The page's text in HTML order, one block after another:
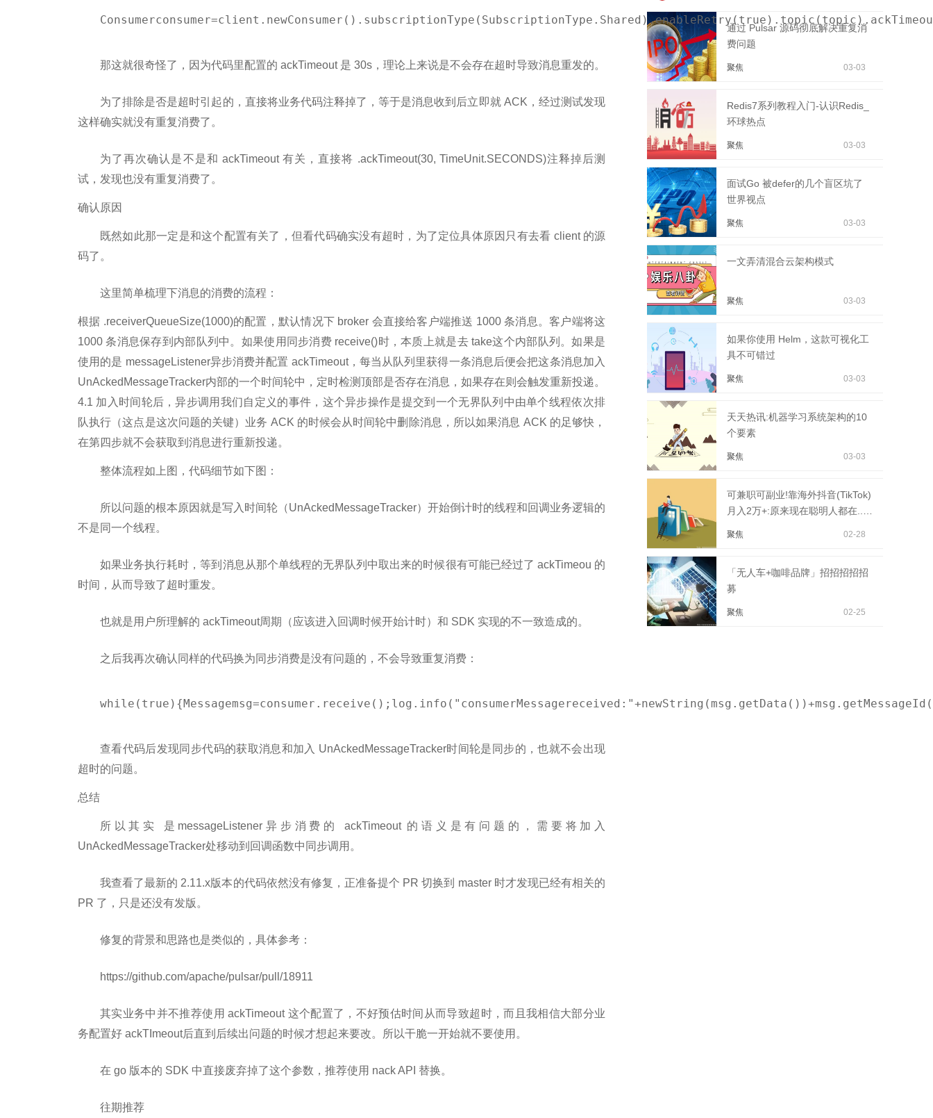
那这就很奇怪了，因为代码里配置的 ackTimeout 是 30s，理论上来说是不会存在超时导致消息重发的。
为了排除是否是超时引起的，直接将业务代码注释掉了，等于是消息收到后立即就 ACK，经过测试发现
这样确实就没有重复消费了。
为了再次确认是不是和 ackTimeout 有关，直接将 .ackTimeout(30, TimeUnit.SECONDS)注释掉后测
试，发现也没有重复消费了。
确认原因
既然如此那一定是和这个配置有关了，但看代码确实没有超时，为了定位具体原因只有去看 client 的源
码了。
这里简单梳理下消息的消费的流程：
根据 .receiverQueueSize(1000)的配置，默认情况下 broker 会直接给客户端推送 1000 条消息。客户端将这
1000 条消息保存到内部队列中。如果使用同步消费 receive()时，本质上就是去 take这个内部队列。如果是
使用的是 messageListener异步消费并配置 ackTimeout，每当从队列里获得一条消息后便会把这条消息加入
UnAckedMessageTracker内部的一个时间轮中，定时检测顶部是否存在消息，如果存在则会触发重新投递。
4.1 加入时间轮后，异步调用我们自定义的事件，这个异步操作是提交到一个无界队列中由单个线程依次排
队执行（这点是这次问题的关键）业务 ACK 的时候会从时间轮中删除消息，所以如果消息 ACK 的足够快，
在第四步就不会获取到消息进行重新投递。
整体流程如上图，代码细节如下图：
所以问题的根本原因就是写入时间轮（UnAckedMessageTracker）开始倒计时的线程和回调业务逻辑的
不是同一个线程。
如果业务执行耗时，等到消息从那个单线程的无界队列中取出来的时候很有可能已经过了 ackTimeou 的
时间，从而导致了超时重发。
也就是用户所理解的 ackTimeout周期（应该进入回调时候开始计时）和 SDK 实现的不一致造成的。
之后我再次确认同样的代码换为同步消费是没有问题的，不会导致重复消费：
查看代码后发现同步代码的获取消息和加入 UnAckedMessageTracker时间轮是同步的，也就不会出现
超时的问题。
总结
所以其实 是messageListener异步消费的 ackTimeout 的语义是有问题的，需要将加入
UnAckedMessageTracker处移动到回调函数中同步调用。
我查看了最新的 2.11.x版本的代码依然没有修复，正准备提个 PR 切换到 master 时才发现已经有相关的
PR 了，只是还没有发版。
修复的背景和思路也是类似的，具体参考：
https://github.com/apache/pulsar/pull/18911
其实业务中并不推荐使用 ackTimeout 这个配置了，不好预估时间从而导致超时，而且我相信大部分业
务配置好 ackTImeout后直到后续出问题的时候才想起来要改。所以干脆一开始就不要使用。
在 go 版本的 SDK 中直接废弃掉了这个参数，推荐使用 nack API 替换。
往期推荐
通过 Pulsar 源码彻底解决重复消
费问题
聚焦 03-03
Redis7系列教程入门-认识Redis_
环球热点
聚焦 03-03
面试Go 被defer的几个盲区坑了
世界视点
聚焦 03-03
一文弄清混合云架构模式
聚焦 03-03
如果你使用 Helm，这款可视化工
具不可错过
聚焦 03-03
天天热讯:机器学习系统架构的10
个要素
聚焦 03-03
可兼职可副业!靠海外抖音(TikTok)
月入2万+:原来现在聪明人都在...|
聚焦 02-28
「无人车+咖啡品牌」招招招招招
募
聚焦 02-25